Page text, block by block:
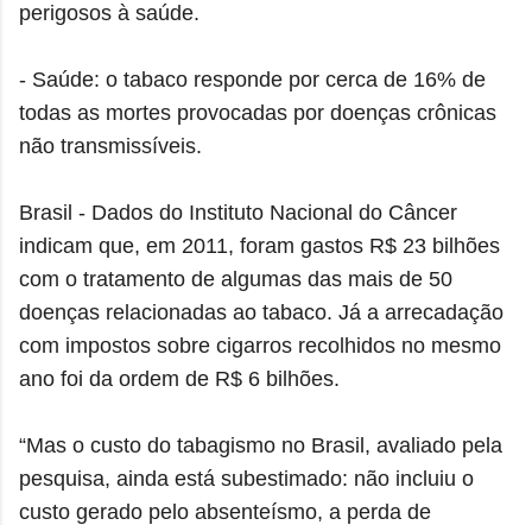
perigosos à saúde.
- Saúde: o tabaco responde por cerca de 16% de
todas as mortes provocadas por doenças crônicas
não transmissíveis.
Brasil - Dados do Instituto Nacional do Câncer
indicam que, em 2011, foram gastos R$ 23 bilhões
com o tratamento de algumas das mais de 50
doenças relacionadas ao tabaco. Já a arrecadação
com impostos sobre cigarros recolhidos no mesmo
ano foi da ordem de R$ 6 bilhões.
“Mas o custo do tabagismo no Brasil, avaliado pela
pesquisa, ainda está subestimado: não incluiu o
custo gerado pelo absenteísmo, a perda de